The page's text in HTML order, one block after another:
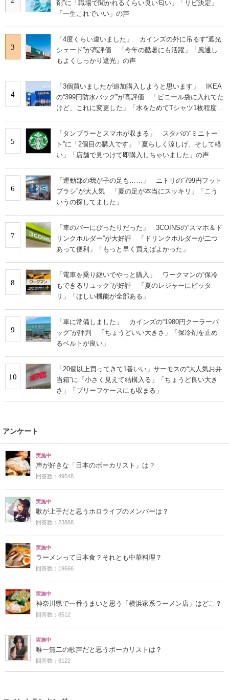
剤”に「職場で聞かれるくらい良い匂い」「リピ決定」
「一生これでいい」の声
3
「4度くらい違いました」 カインズの外に吊るす“遮光
シェード”が高評価 「今年の酷暑にも活躍」「風通し
もよくしっかり遮光」の声
4
「3個買いましたが追加購入しようと思います」 IKEA
の“399円防水バッグ”が高評価 「ビニール袋に入れてた
けど、これに変更した」「水をためてTシャツ1枚程度な
5
「タンブラーとスマホが収まる」 スタバの“ミニトー
ト”に「2個目の購入です」「夏らしく涼しげ、そして軽
い」「店舗で見つけて即購入しちゃいました」の声
6
「運動部の我が子の足も……」 ニトリの“799円フット
ブラシ”が大人気 「夏の足が本当にスッキリ」「こう
いうの探してました」
7
「車のバーにぴったりだった」 3COINSの“スマホ＆ド
リンクホルダー”が大好評 「ドリンクホルダーが二つ
あって便利」「もっと早く買えばよかった」
8
「電車を乗り継いでやっと購入」 ワークマンの“保冷
もできるリュック”が好評 「夏のレジャーにピッタ
リ」「ほしい機能が全部ある」
9
「車に常備しました」 カインズの“1980円クーラーバ
ッグ”が評判 「ちょうどいい大きさ」「保冷剤を止め
るベルトが良い」
10
「20個以上買ってきて1番いい」サーモスの“大人気お弁
当箱”に「小さく見えて結構入る」「ちょうど良い大き
さ」「ブリーフケースにも収まる」
アンケート
実施中
声が好きな「日本のボーカリスト」は？
回答数：49548
実施中
歌が上手だと思うホロライブのメンバーは？
回答数：23888
実施中
ラーメンって日本食？それとも中華料理？
回答数：19666
実施中
神奈川県で一番うまいと思う「横浜家系ラーメン店」はどこ？
回答数：8512
実施中
唯一無二の歌声だと思うボーカリストは？
回答数：8122